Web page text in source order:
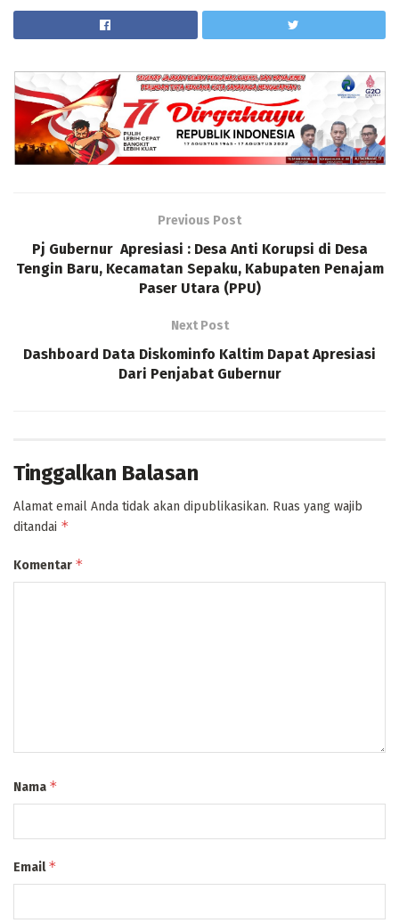
Previous Post
Pj Gubernur Apresiasi : Desa Anti Korupsi di Desa
Tengin Baru, Kecamatan Sepaku, Kabupaten Penajam
Paser Utara (PPU)
Next Post
Dashboard Data Diskominfo Kaltim Dapat Apresiasi
Dari Penjabat Gubernur
Tinggalkan Balasan
Alamat email Anda tidak akan dipublikasikan. Ruas yang wajib
ditandai *
Komentar *
Nama *
Email*